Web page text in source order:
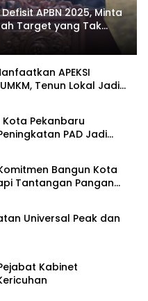
APBN 2025, Minta
Target yang Tak
APEKSI
Tenun Lokal Jadi
Pekanbaru
PAD Jadi
Bangun Kota
Tantangan Pangan
Universal Peak dan
Kabinet